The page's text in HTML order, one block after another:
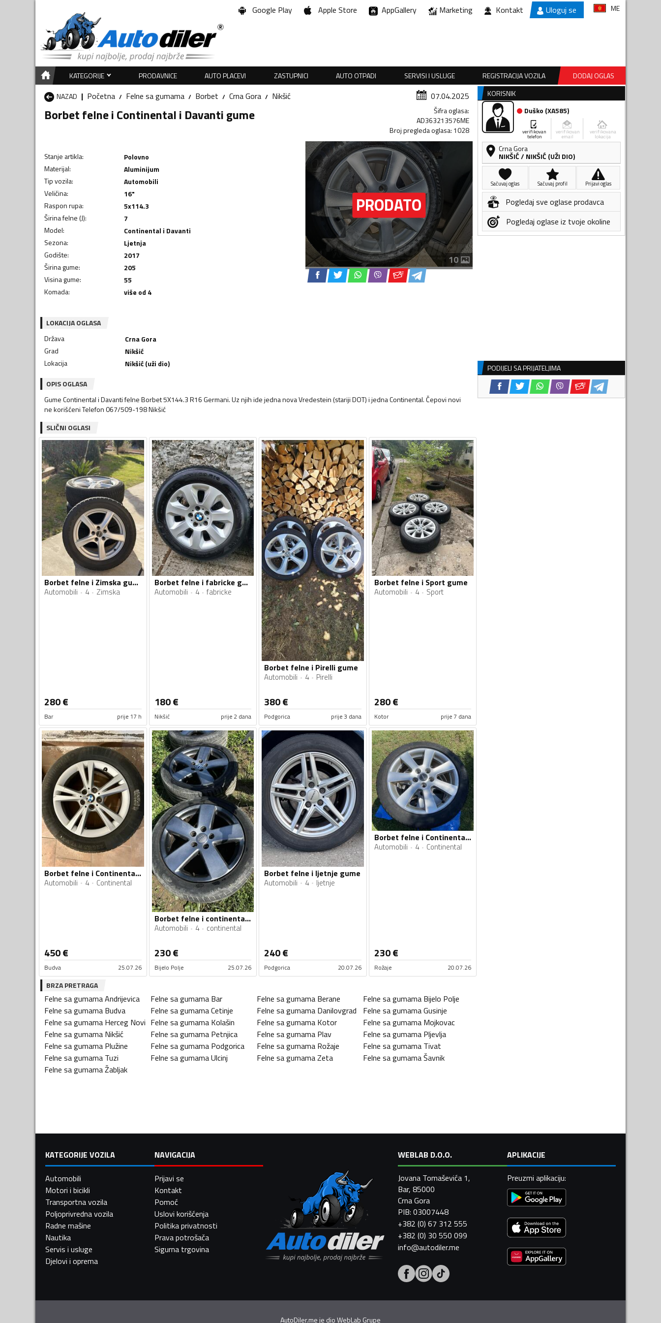
Google Play Apple Store AppGallery Marketing Kontakt Uloguj se ME
KATEGORIJE PRODAVNICE AUTO PLACEVI ZASTUPNICI AUTO OTPADI SERVISI I USLUGE REGISTRACIJA VOZILA
DODAJ OGLAS
NAZAD
Početna Felne sa gumama Borbet Crna Gora Nikšić 07.04.2025
Borbet felne i Continental i Davanti gume Šifra oglasa:
AD363213576ME
Broj pregleda oglasa: 1028
Stanje artikla:
Polovno
Materijal:
Aluminijum
Tip vozila:
Automobili
Veličina:
16"
Raspon rupa:
5x114.3
Širina felne (J):
7
Model:
Continental i Davanti
Sezona:
Ljetnja
Godište:
2017
Širina gume:
205
Visina gume:
55
Komada: više od 4
10
LOKACIJA OGLASA
Država
Crna Gora
Grad
Nikšić
Lokacija
Nikšić (uži dio)
OPIS OGLASA
Gume Continental i Davanti felne Borbet 5X144.3 R16 Germani. Uz njih ide jedna nova Vredestein (stariji DOT) i jedna Continental. Čepovi novi
ne korišćeni Telefon 067/509-198 Nikšić
SLIČNI OGLASI
Borbet felne i Zimska gume
Automobili 4 Zimska
280€
Bar prije 17 h
Borbet felne i fabricke gume
Automobili 4 fabricke
180€
Nikšić prije 2 dana
Borbet felne i Pirelli gume
Automobili 4 Pirelli
380€
Podgorica prije 3 dana
Borbet felne i Sport gume
Automobili 4 Sport
280€
Kotor prije 7 dana
Borbet felne i Continental gume
Automobili 4 Continental
450€
Budva 25.07.26
Borbet felne i continental gume
Automobili 4 continental
230€
Bijelo Polje 25.07.26
Borbet felne i ljetnje gume
Automobili 4 ljetnje
240€
Podgorica 20.07.26
Borbet felne i Continental gume
Automobili 4 Continental
230€
Rožaje 20.07.26
BRZA PRETRAGA
Felne sa gumamaAndrijevica Felne sa gumama Bar Felne sa gumama Berane Felne sa gumama Bijelo Polje
Felne sa gumama Budva Felne sa gumamaCetinje Felne sa gumama Danilovgrad Felne sa gumamaGusinje
Felne sa gumama Herceg Novi Felne sa gumama Kolašin Felne sa gumama Kotor Felne sa gumama Mojkovac
Felne sa gumama Nikšić Felne sa gumama Petnjica Felne sa gumama Plav Felne sa gumama Pljevlja
Felne sa gumama Plužine Felne sa gumama Podgorica Felne sa gumama Rožaje Felne sa gumama Tivat
Felne sa gumama Tuzi Felne sa gumamaUlcinj Felne sa gumamaZeta Felne sa gumamaŠavnik
Felne sa gumamaŽabljak
KORISNIK
Duško (XA585)
verifikovan
telefon
verifikovan
email
verifikovana
lokacija
Crna Gora
NIKŠIĆ/ NIKŠIĆ (UŽI DIO)
Sačuvaj oglas Sačuvaj profil Prijavi oglas
Pogledaj sve oglase prodavca
Pogledaj oglase iz tvoje okoline
PODIJELI SA PRIJATELJIMA
KATEGORIJE VOZILA
Automobili
Motori i bicikli
Transportna vozila
Poljoprivredna vozila
Radne mašine
Nautika
Servis i usluge
Djelovi i oprema
NAVIGACIJA
Prijavi se
Kontakt
Pomoć
Uslovi korišćenja
Politika privatnosti
Prava potrošača
Sigurna trgovina
WEBLAB D.O.O.
Jovana Tomaševića 1,
Bar, 85000
Crna Gora
PIB: 03007448
+382 (0) 67 312 555
+382 (0) 30 550 099
info@autodiler.me
APLIKACIJE
Preuzmi aplikaciju:
AutoDiler.me je dioWebLab Grupe